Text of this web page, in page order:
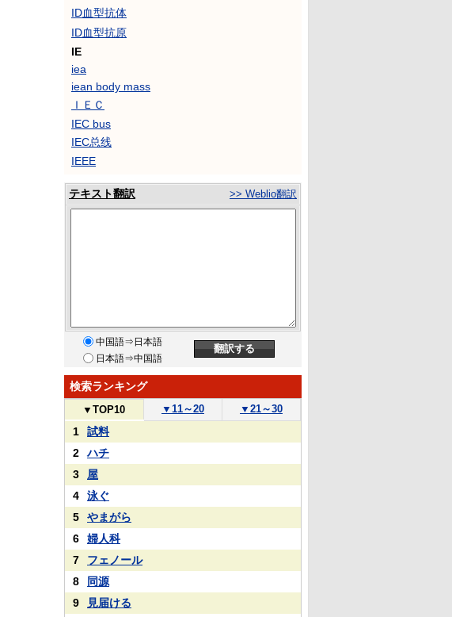
ID血型抗体
ID血型抗原
IE
iea
iean body mass
ＩＥＣ
IEC bus
IEC总线
IEEE
テキスト翻訳 >> Weblio翻訳
中国語⇒日本語
日本語⇒中国語
検索ランキング
▼ TOP10 ▼ 11～20 ▼ 21～30
1
試料
2
ハチ
3
屋
4
泳ぐ
5
やまがら
6
婦人科
7
フェノール
8
同源
9
見届ける